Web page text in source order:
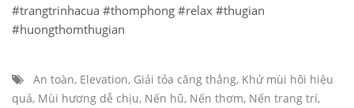
#trangtrinhacua #thomphong #relax #thugian
#huongthomthugian
An toàn, Elevation, Giải tỏa căng thẳng, Khử mùi hôi hiệu
quả, Mùi hương dễ chịu, Nến hũ, Nến thơm, Nến trang trí,